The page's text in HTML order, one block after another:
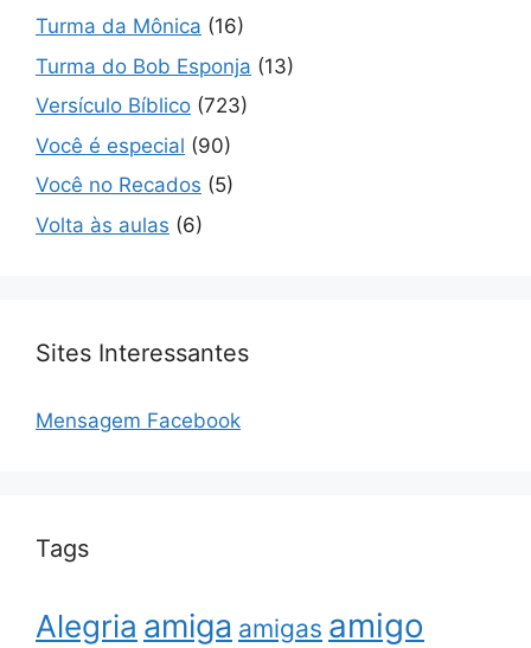
Turma da Mônica (16)
Turma do Bob Esponja (13)
Versículo Bíblico (723)
Você é especial (90)
Você no Recados (5)
Volta às aulas (6)
Sites Interessantes
Mensagem Facebook
Tags
Alegria amiga amigas amigo